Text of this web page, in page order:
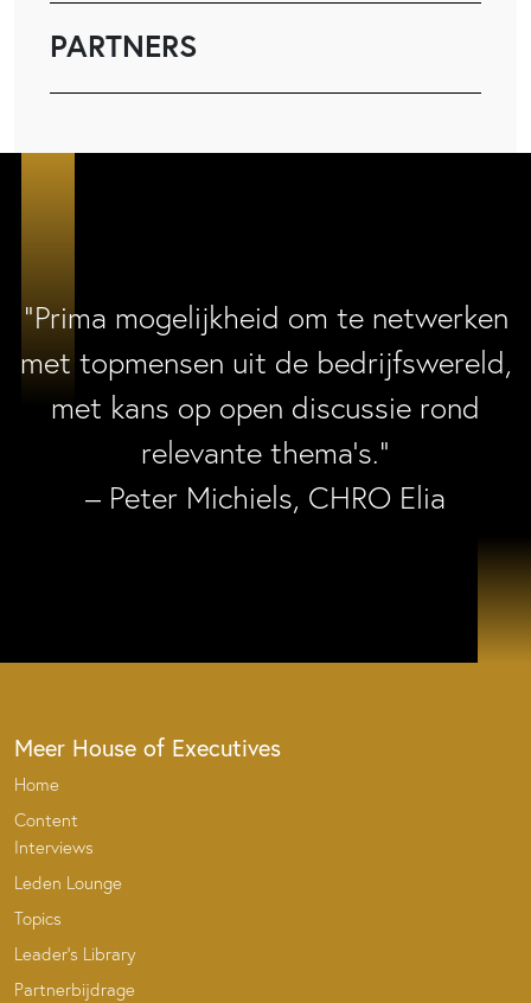
PARTNERS
“Prima mogelijkheid om te netwerken
met topmensen uit de bedrijfswereld,
met kans op open discussie rond
relevante thema’s.”
– Peter Michiels, CHRO Elia
Meer House of Executives
Home
Content
Interviews
Leden Lounge
Topics
Leader’s Library
Partnerbijdrage